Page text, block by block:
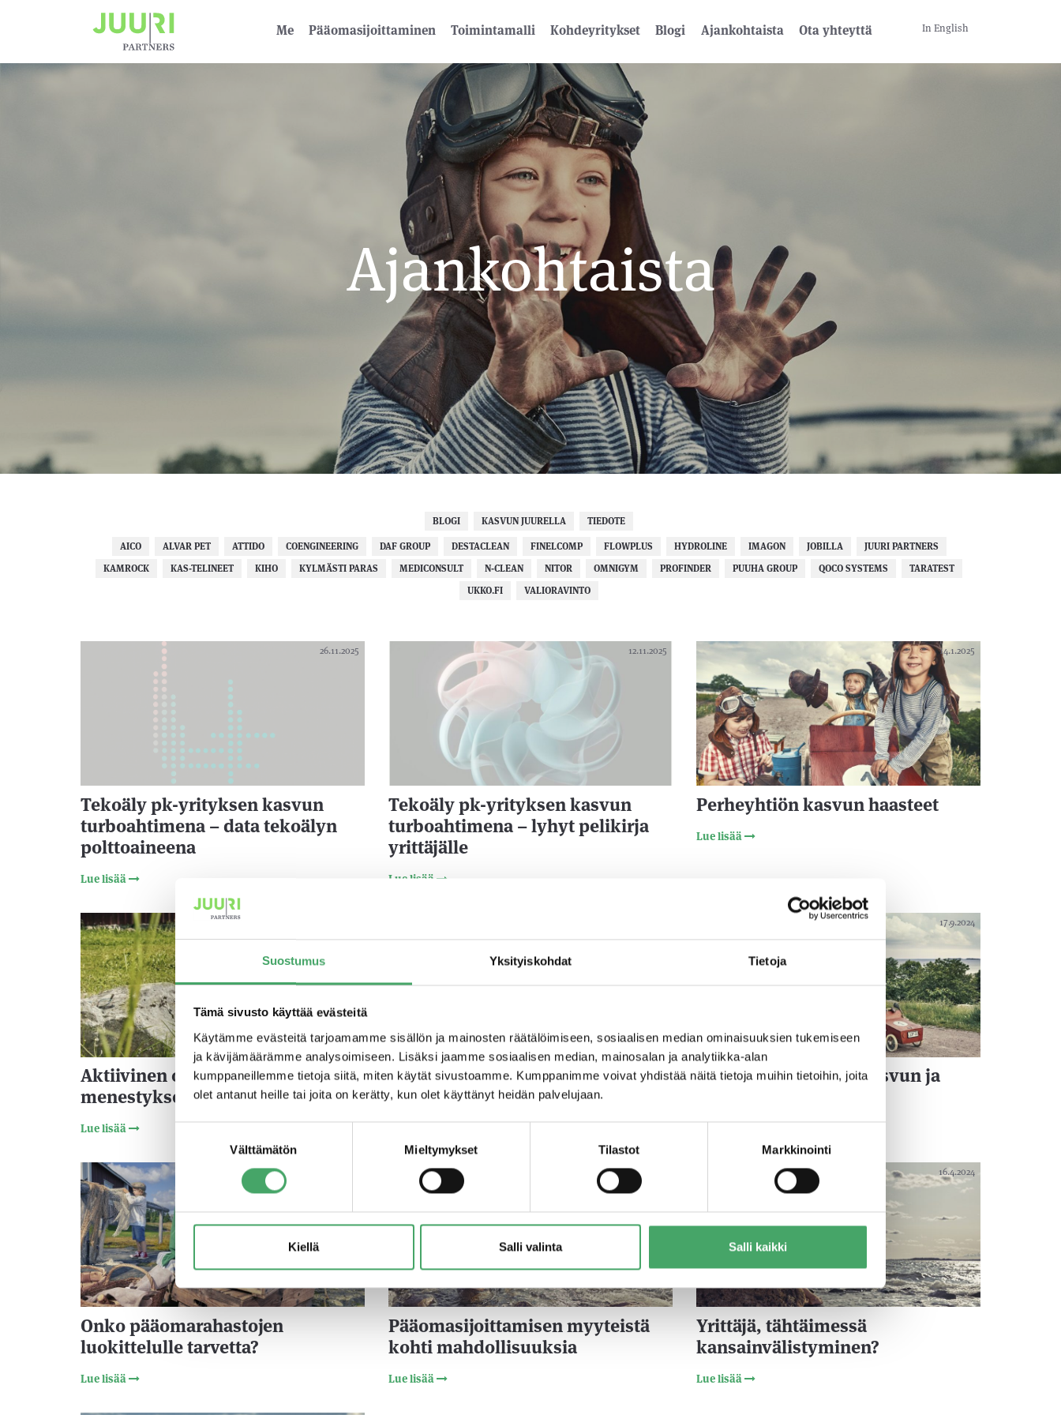
Suostumus Yksityiskohdat Tietoja
Tämä sivusto käyttää evästeitä
Käytämme evästeitä tarjoamamme sisällön ja mainosten räätälöimiseen, sosiaalisen median ominaisuuksien tukemiseen
ja kävijämäärämme analysoimiseen. Lisäksi jaamme sosiaalisen median, mainosalan ja analytiikka-alan
kumppaneillemme tietoja siitä, miten käytät sivustoamme. Kumppanimme voivat yhdistää näitä tietoja muihin tietoihin, joita
olet antanut heille tai joita on kerätty, kun olet käyttänyt heidän palvelujaan.
Välttämätön Mieltymykset Tilastot Markkinointi
Kiellä Salli valinta Salli kaikki
Me Pääoma­sijoittaminen Toimintamalli Kohdeyritykset Blogi Ajankohtaista Ota yhteyttä In English
Ajankohtaista
BLOGI KASVUN JUURELLA TIEDOTE
AICO ALVAR PET ATTIDO COENGINEERING DAF GROUP DESTACLEAN FINELCOMP FLOWPLUS HYDROLINE IMAGON JOBILLA
JUURI PARTNERS
KAMROCK
KAS-TELINEET KIHO KYLMÄSTI PARAS MEDICONSULT N-CLEAN NITOR OMNIGYM PROFINDER PUUHA GROUP QOCO SYSTEMS
TARATEST
UKKO.FI
VALIORAVINTO
26.11.2025
Tekoäly pk-yrityksen kasvun
turboahtimena – data tekoälyn
polttoaineena
Lue lisää
12.11.2025
Tekoäly pk-yrityksen kasvun
turboahtimena – lyhyt pelikirja
yrittäjälle
Lue lisää
14.1.2025
Perheyhtiön kasvun haasteet
Lue lisää
Aktiivinen omistaja – salainen ase
menestykseen?
Lue lisää
Tiivistä kumppanuutta – Arki
pääomasijoittajan kanssa
17.9.2024
Valjasta teknologia kasvun ja
Onko pääomarahastojen
luokittelulle tarvetta?
Lue lisää
29.5.2024
Pääomasijoittamisen myyteistä
kohti mahdollisuuksia
Lue lisää
16.4.2024
Yrittäjä, tähtäimessä
kansainvälistyminen?
Lue lisää